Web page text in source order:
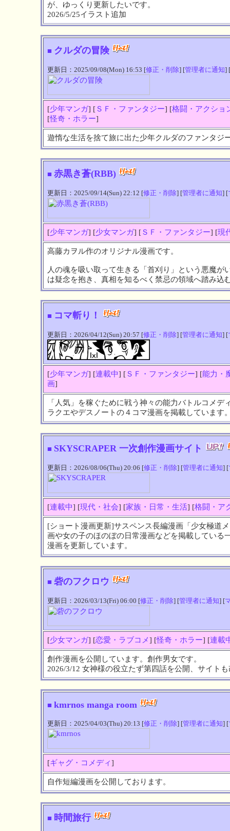
が、ゆっくり更新したいです。
2026/5/25イラスト追加
■ クルダの冒険
更新日：2025/09/08(Mon) 16:53 [修正・削除] [管理者に通知]
[少年マンガ] [ＳＦ・ファンタジー] [格闘・アクショ
[怪奇・ホラー]
遊惰な生活を捨て旅に出た少年クルダのファンタジ
■ 赤黒き蒼(RBB)
更新日：2025/09/14(Sun) 22:12 [修正・削除] [管理者に通知] [
[少年マンガ] [少女マンガ] [ＳＦ・ファンタジー] [現
高藤カヲル作のオリジナル漫画です。
人の魂を吸い取って生きる「首刈り」という悪魔が
は疑念を抱き、真相を知るべく禁忌の領域へ踏み
■ コマ斬り！
更新日：2026/04/12(Sun) 20:57 [修正・削除] [管理者に通知] [
[少年マンガ] [連載中] [ＳＦ・ファンタジー] [能力・
画]
「人気」を稼ぐために戦う神々の能力バトルコメ
ラクエやデスノートの４コマ漫画を掲載しています
■ SKYSCRAPER 一次創作漫画サイト
更新日：2026/08/06(Thu) 20:06 [修正・削除] [管理者に通知] [
[連載中] [現代・社会] [家族・日常・生活] [格闘・ア
[ショート漫画更新]サスペンス長編漫画「少女極道
画や女の子のほのぼの日常漫画などを掲載している
漫画を更新しています。
■ 砦のフクロウ
更新日：2026/03/13(Fri) 06:00 [修正・削除] [管理者に通知] [
[少女マンガ] [恋愛・ラブコメ] [怪奇・ホラー] [連載
創作漫画を公開しています。創作男女です。
2026/3/12 女神様の役立たず第四話を公開、サイト
■ kmrnos manga room
更新日：2025/04/03(Thu) 20:13 [修正・削除] [管理者に通知] [
[ギャグ・コメディ]
自作短編漫画を公開しております。
■ 時間旅行